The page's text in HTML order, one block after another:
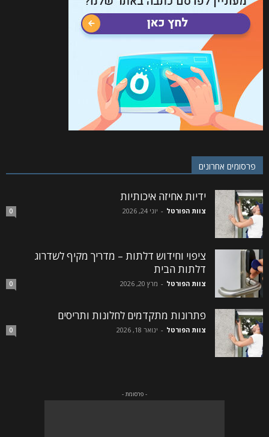
פרסומים אחרונים
ידיות אחיזה איכותיות
צוות הפורטל - יוני 24, 2026 0
ציפוי וחידוש דלתות – מדריך מקיף לשדרוג
דלתות הבית
צוות הפורטל - מרץ 20, 2026 0
פתרונות מתקדמים לחלונות ותריסים
צוות הפורטל - ינואר 18, 2026 0
- פרסומת -